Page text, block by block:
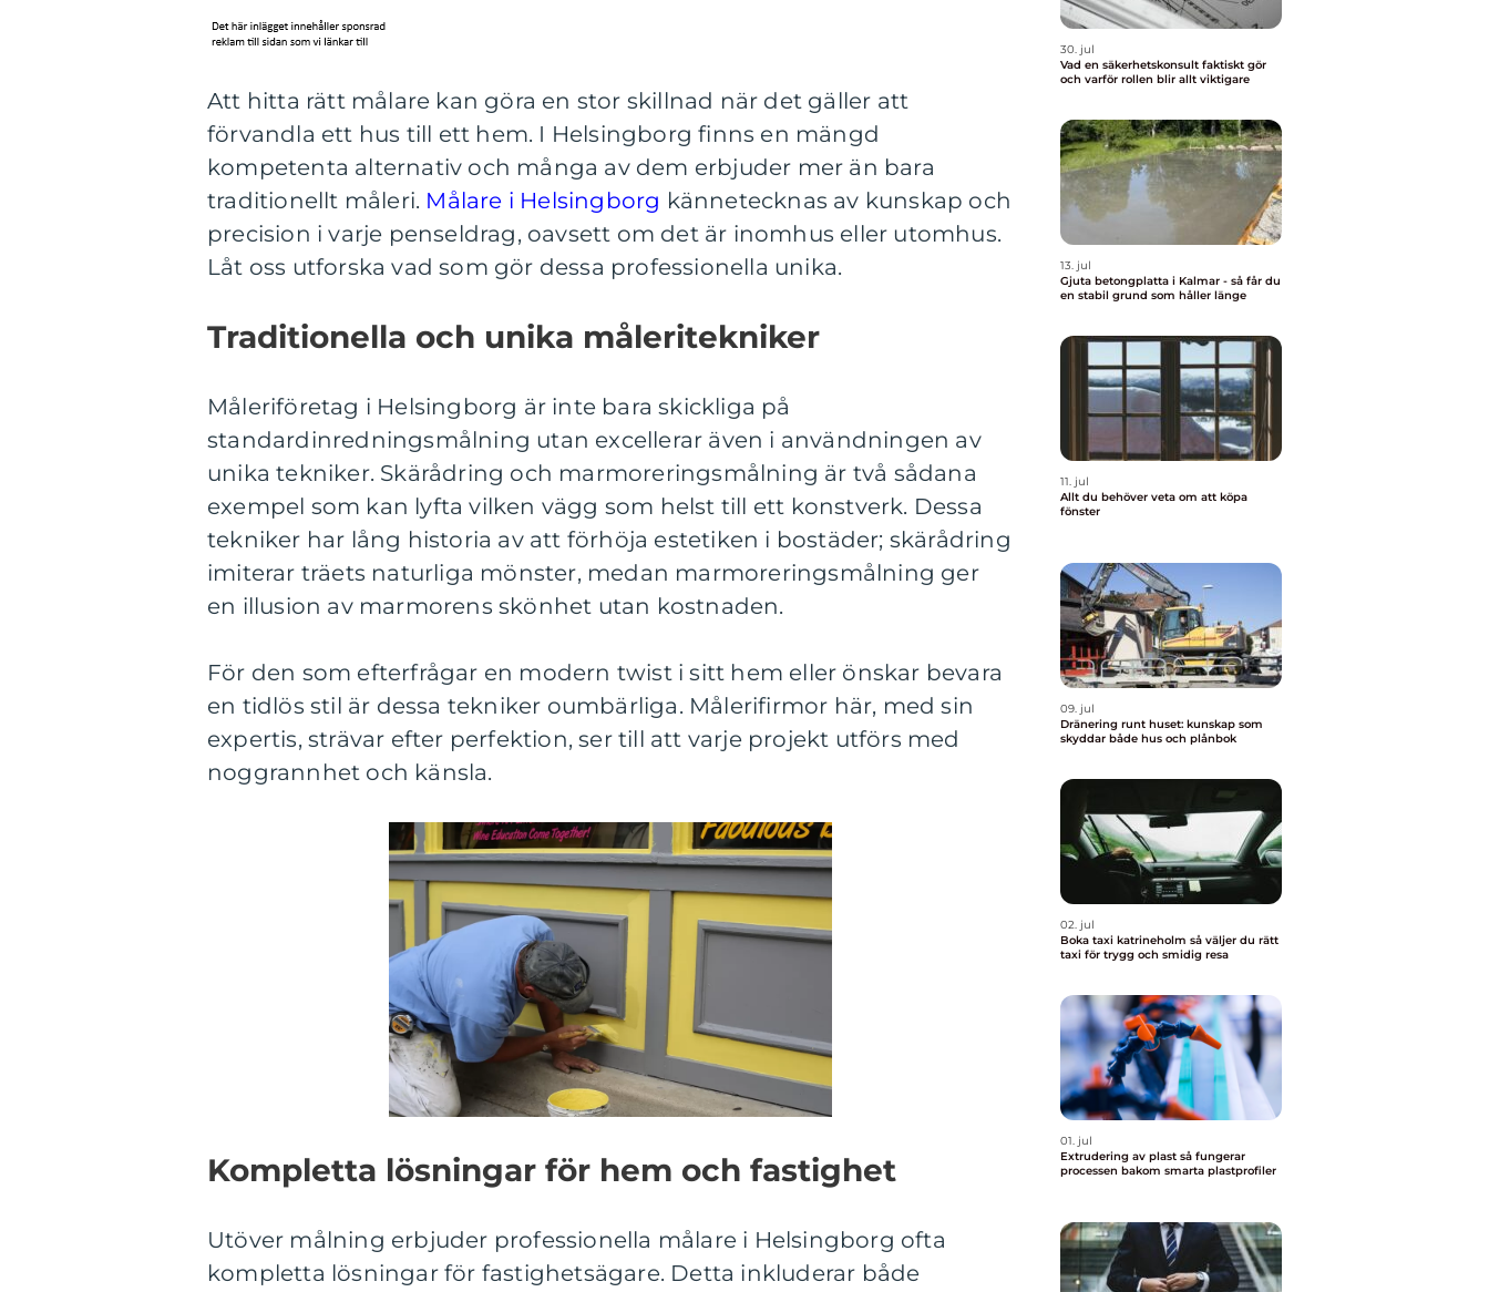
Att hitta rätt målare kan göra en stor skillnad när det gäller att
förvandla ett hus till ett hem. I Helsingborg finns en mängd
kompetenta alternativ och många av dem erbjuder mer än bara
traditionellt måleri. Målare i Helsingborg kännetecknas av kunskap och
precision i varje penseldrag, oavsett om det är inomhus eller utomhus.
Låt oss utforska vad som gör dessa professionella unika.
Traditionella och unika måleritekniker
Måleriföretag i Helsingborg är inte bara skickliga på
standardinredningsmålning utan excellerar även i användningen av
unika tekniker. Skärådring och marmoreringsmålning är två sådana
exempel som kan lyfta vilken vägg som helst till ett konstverk. Dessa
tekniker har lång historia av att förhöja estetiken i bostäder; skärådring
imiterar träets naturliga mönster, medan marmoreringsmålning ger
en illusion av marmorens skönhet utan kostnaden.
För den som efterfrågar en modern twist i sitt hem eller önskar bevara
en tidlös stil är dessa tekniker oumbärliga. Målerifirmor här, med sin
expertis, strävar efter perfektion, ser till att varje projekt utförs med
noggrannhet och känsla.
Kompletta lösningar för hem och fastighet
Utöver målning erbjuder professionella målare i Helsingborg ofta
kompletta lösningar för fastighetsägare. Detta inkluderar både
30. jul
Vad en säkerhetskonsult faktiskt gör
och varför rollen blir allt viktigare
13. jul
Gjuta betongplatta i Kalmar - så får du
en stabil grund som håller länge
11. jul
Allt du behöver veta om att köpa
fönster
09. jul
Dränering runt huset: kunskap som
skyddar både hus och plånbok
02. jul
Boka taxi katrineholm så väljer du rätt
taxi för trygg och smidig resa
01. jul
Extrudering av plast så fungerar
processen bakom smarta plastprofiler